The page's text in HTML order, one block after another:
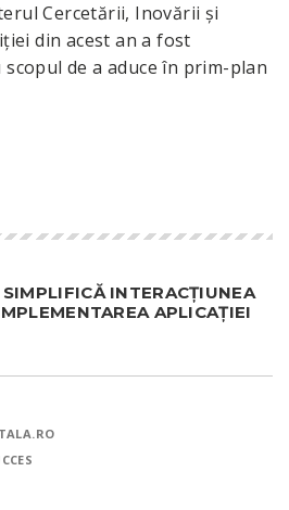
Cercetării, Inovării şi
din acest an a fost
scopul de a aduce în prim-plan
INTERACȚIUNEA
APLICAȚIEI